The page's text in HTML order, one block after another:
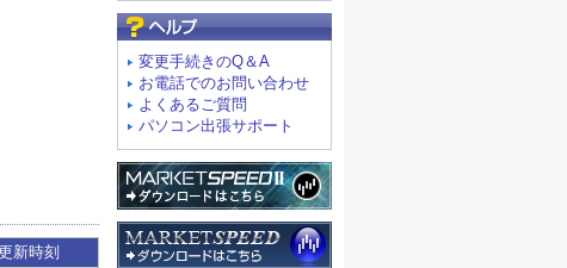
変更手続きのQ＆A
お電話でのお問い合わせ
よくあるご質問
パソコン出張サポート